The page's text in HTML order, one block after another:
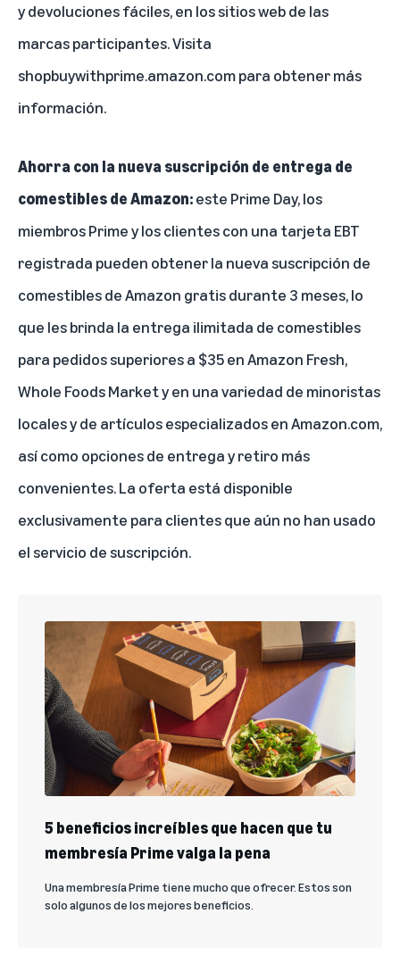
y devoluciones fáciles, en los sitios web de las
marcas participantes. Visita
shopbuywithprime.amazon.compara obtener más
información.
Ahorra con la nueva suscripción de entrega de
comestibles de Amazon:este Prime Day, los
miembros Prime y los clientes con una tarjeta EBT
registrada pueden obtener la nueva suscripción de
comestibles de Amazon gratis durante 3 meses, lo
que les brinda la entrega ilimitada de comestibles
para pedidos superiores a $35 en Amazon Fresh,
Whole Foods Market y en una variedad de minoristas
locales y de artículos especializados en Amazon.com,
así como opciones de entrega y retiro más
convenientes. La oferta está disponible
exclusivamente para clientes que aún no han usado
el servicio de suscripción.
5 beneficios increíbles que hacen que tu
membresía Prime valga la pena
Una membresía Prime tiene mucho que ofrecer. Estos son
solo algunos de los mejores beneficios.